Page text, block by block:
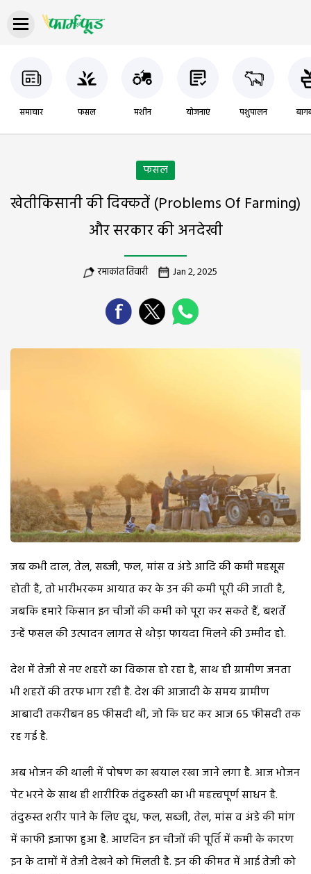
समाचार फसल मशीन योजनाएं पशुपालन
फसल
खेतीकिसानी की दिक्कतें (Problems Of Farming)
और सरकार की अनदेखी
रमाकांत तिवारी Jan 2, 2025
जब कभी दाल, तेल, सब्जी, फल, मांस व अंडे आदि की कमी महसूस
होती है, तो भारीभरकम आयात कर के उन की कमी पूरी की जाती है,
जबकि हमारे किसान इन चीजों की कमी को पूरा कर सकते हैं, बशर्ते
उन्हें फसल की उत्पादन लागत से थोड़ा फायदा मिलने की उम्मीद हो.
देश में तेजी से नए शहरों का विकास हो रहा है, साथ ही ग्रामीण जनता
भी शहरों की तरफ भाग रही है. देश की आजादी के समय ग्रामीण
आबादी तकरीबन 85 फीसदी थी, जो कि घट कर आज 65 फीसदी तक
रह गई है.
अब भोजन की थाली में पोषण का खयाल रखा जाने लगा है. आज भोजन
पेट भरने के साथ ही शारीरिक तंदुरुस्ती का भी महत्त्वपूर्ण साधन है.
तंदुरुस्त शरीर पाने के लिए दूध, फल, सब्जी, तेल, मांस व अंडे की मांग
में काफी इजाफा हुआ है. आएदिन इन चीजों की पूर्ति में कमी के कारण
इन के दामों में तेजी देखने को मिलती है. इन की कीमत में आई तेजी को